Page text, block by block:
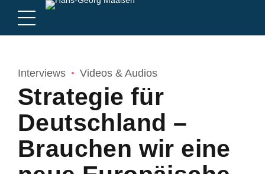
Interviews Videos & Audios
Strategie für
Deutschland –
Brauchen wir eine